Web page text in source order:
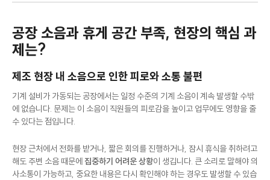
공장 소음과 휴게 공간 부족, 현장의 핵심 과
제는?
제조 현장 내 소음으로 인한 피로와 소통 불편
기계 설비가 가동되는 공장에서는 일정 수준의 기계 소음이 계속 발생할 수밖
에 없습니다. 문제는 이 소음이 직원들의 피로감을 높이고 업무에도 영향을 줄
수 있다는 점입니다.
현장 근처에서 전화를 받거나, 짧은 회의를 진행하거나, 잠시 휴식을 취하려고
해도 주변 소음 때문에집중하기 어려운 상황이 생깁니다. 큰 소리로 말해야 의
사소통이 가능하고, 중요한 내용은 다시 확인해야 하는 경우도 발생할 수 있습